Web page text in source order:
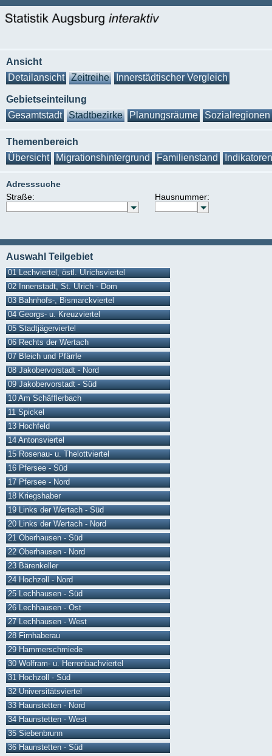
Ansicht
Detailansicht
Zeitreihe Innerstädtischer Vergleich
Gebietseinteilung
Gesamtstadt
Stadtbezirke Planungsräume Sozialregionen
Themenbereich
Übersicht
Migrationshintergrund Familienstand Indikatoren
Adresssuche
Straße:
Hausnummer:
Auswahl Teilgebiet
01 Lechviertel, östl. Ulrichsviertel
02 Innenstadt, St. Ulrich - Dom
03 Bahnhofs-, Bismarckviertel
04 Georgs- u. Kreuzviertel
05 Stadtjägerviertel
06 Rechts der Wertach
07 Bleich und Pfärrle
08 Jakobervorstadt - Nord
09 Jakobervorstadt - Süd
10 Am Schäfflerbach
11 Spickel
13 Hochfeld
14 Antonsviertel
15 Rosenau- u. Thelottviertel
16 Pfersee - Süd
17 Pfersee - Nord
18 Kriegshaber
19 Links der Wertach - Süd
20 Links der Wertach - Nord
21 Oberhausen - Süd
22 Oberhausen - Nord
23 Bärenkeller
24 Hochzoll - Nord
25 Lechhausen - Süd
26 Lechhausen - Ost
27 Lechhausen - West
28 Firnhaberau
29 Hammerschmiede
30 Wolfram- u. Herrenbachviertel
31 Hochzoll - Süd
32 Universitätsviertel
33 Haunstetten - Nord
34 Haunstetten - West
35 Siebenbrunn
36 Haunstetten - Süd